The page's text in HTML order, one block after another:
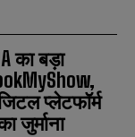
का बड़ा
प्लेटफॉर्म
जुर्माना